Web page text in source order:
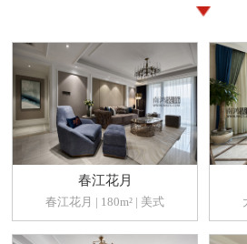
春江花月
春江花月 | 180m² | 美式